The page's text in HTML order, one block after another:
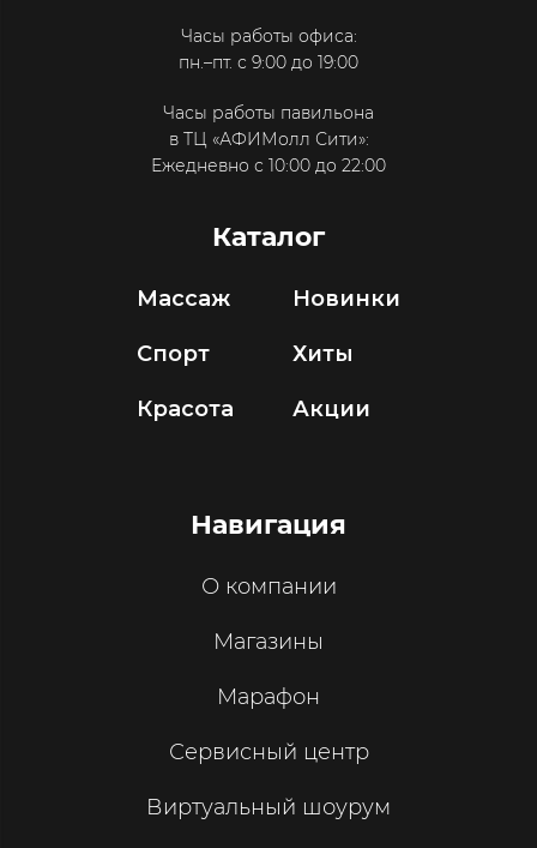
Часы работы офиса:
пн.–пт. с 9:00 до 19:00
Часы работы павильона
в ТЦ «АФИМолл Сити»:
Ежедневно с 10:00 до 22:00
Каталог
Массаж
Спорт
Красота
Новинки
Хиты
Акции
Навигация
О компании
Магазины
Марафон
Сервисный центр
Виртуальный шоурум